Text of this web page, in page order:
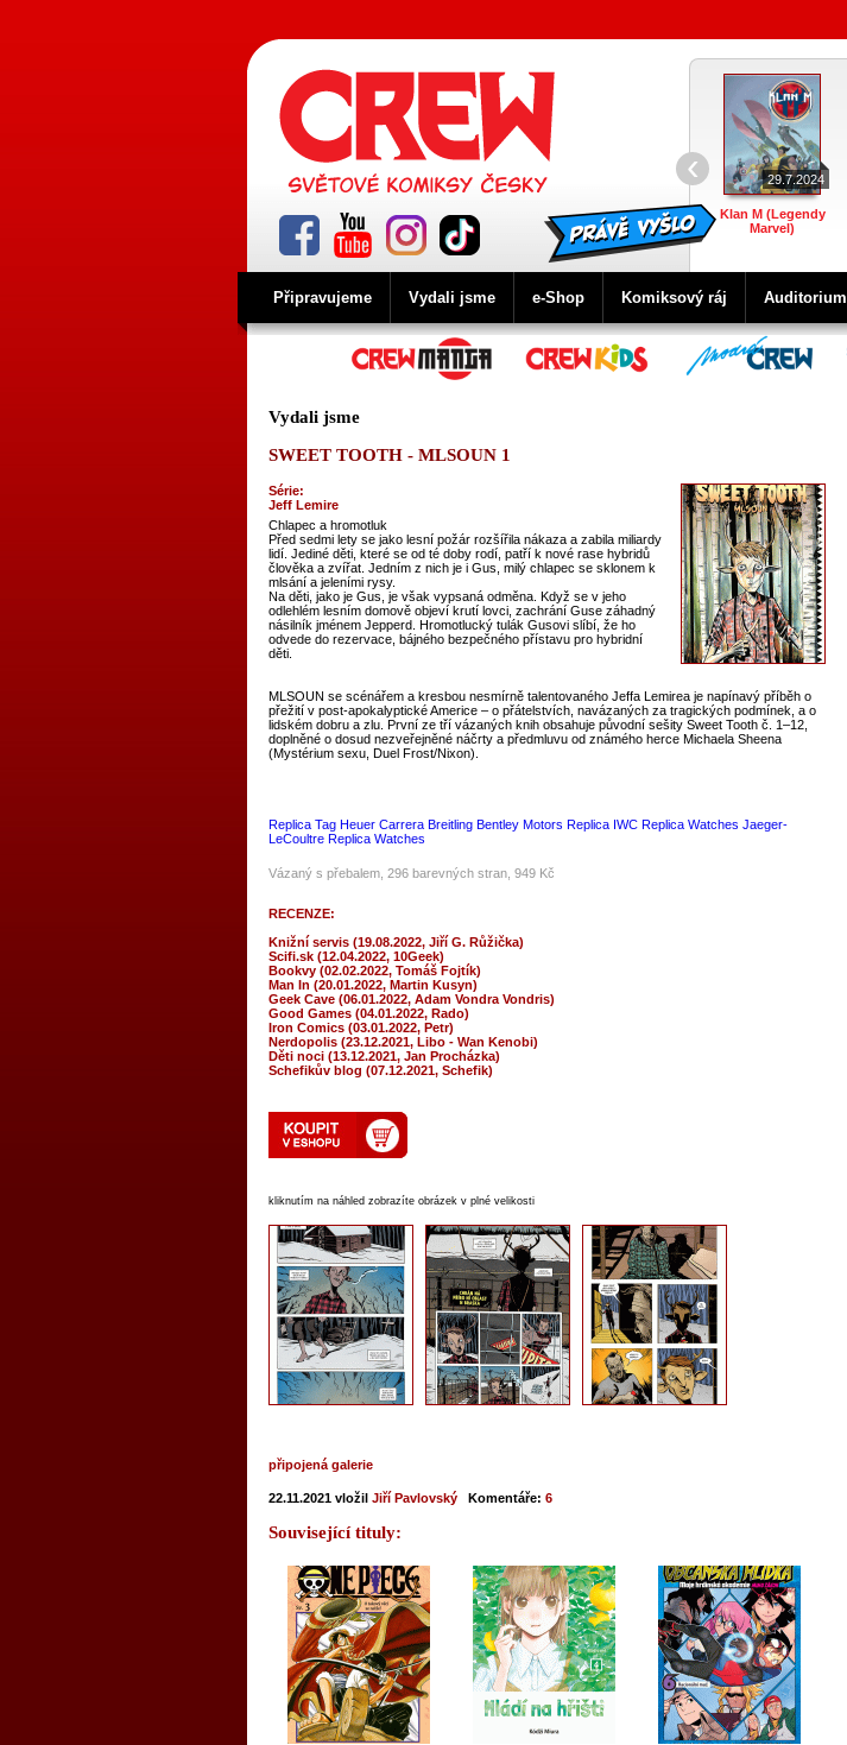
29.7.2024
Klan M (Legendy
Marvel)
‹
Připravujeme Vydali jsme e-Shop Komiksový ráj Auditorium
Vydali jsme
SWEET TOOTH - MLSOUN 1
Série:
Jeff Lemire
Chlapec a hromotluk
Před sedmi lety se jako lesní požár rozšířila nákaza a zabila miliardy
lidí. Jediné děti, které se od té doby rodí, patří k nové rase hybridů
člověka a zvířat. Jedním z nich je i Gus, milý chlapec se sklonem k
mlsání a jeleními rysy.
Na děti, jako je Gus, je však vypsaná odměna. Když se v jeho
odlehlém lesním domově objeví krutí lovci, zachrání Guse záhadný
násilník jménem Jepperd. Hromotlucký tulák Gusovi slíbí, že ho
odvede do rezervace, bájného bezpečného přístavu pro hybridní
děti.
MLSOUN se scénářem a kresbou nesmírně talentovaného Jeffa Lemirea je napínavý příběh o
přežití v post-apokalyptické Americe – o přátelstvích, navázaných za tragických podmínek, a o
lidském dobru a zlu. První ze tří vázaných knih obsahuje původní sešity Sweet Tooth č. 1–12,
doplněné o dosud nezveřejněné náčrty a předmluvu od známého herce Michaela Sheena
(Mystérium sexu, Duel Frost/Nixon).
Replica Tag Heuer Carrera Breitling Bentley Motors Replica IWC Replica Watches Jaeger-
LeCoultre Replica Watches
Vázaný s přebalem, 296 barevných stran, 949 Kč
RECENZE:
Knižní servis (19.08.2022, Jiří G. Růžička)
Scifi.sk (12.04.2022, 10Geek)
Bookvy (02.02.2022, Tomáš Fojtík)
Man In (20.01.2022, Martin Kusyn)
Geek Cave (06.01.2022, Adam Vondra Vondris)
Good Games (04.01.2022, Rado)
Iron Comics (03.01.2022, Petr)
Nerdopolis (23.12.2021, Libo - Wan Kenobi)
Děti noci (13.12.2021, Jan Procházka)
Schefikův blog (07.12.2021, Schefik)
kliknutím na náhled zobrazíte obrázek v plné velikosti
připojená galerie
22.11.2021 vložil Jiří Pavlovský Komentáře: 6
Související tituly: